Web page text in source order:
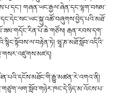
གཞན་ཡང་རྒྱལ་ཞེན་དང་ལྷག་བསམ་
རྒན་རབས་དག་
ཝཱ་ཎ་མཐོ་སློབ་འདིའི་